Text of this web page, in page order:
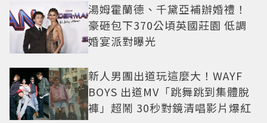
湯姆霍蘭德、千黛亞補辦婚禮！
豪砸包下370公頃英國莊園 低調
婚宴派對曝光
新人男團出道玩這麼大！WAYF
BOYS 出道MV「跳舞跳到集體脫
褲」超鬧 30秒對鏡清唱影片爆紅